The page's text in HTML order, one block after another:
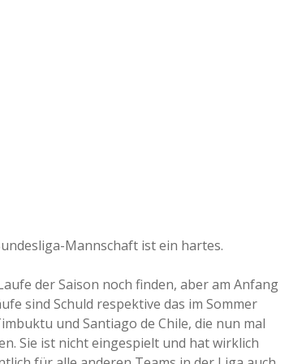
Mannschaft ist ein hartes.
der Saison noch finden, aber am Anfang
sind Schuld respektive das im Sommer
und Santiago de Chile, die nun mal
Sie ist nicht eingespielt und hat wirklich